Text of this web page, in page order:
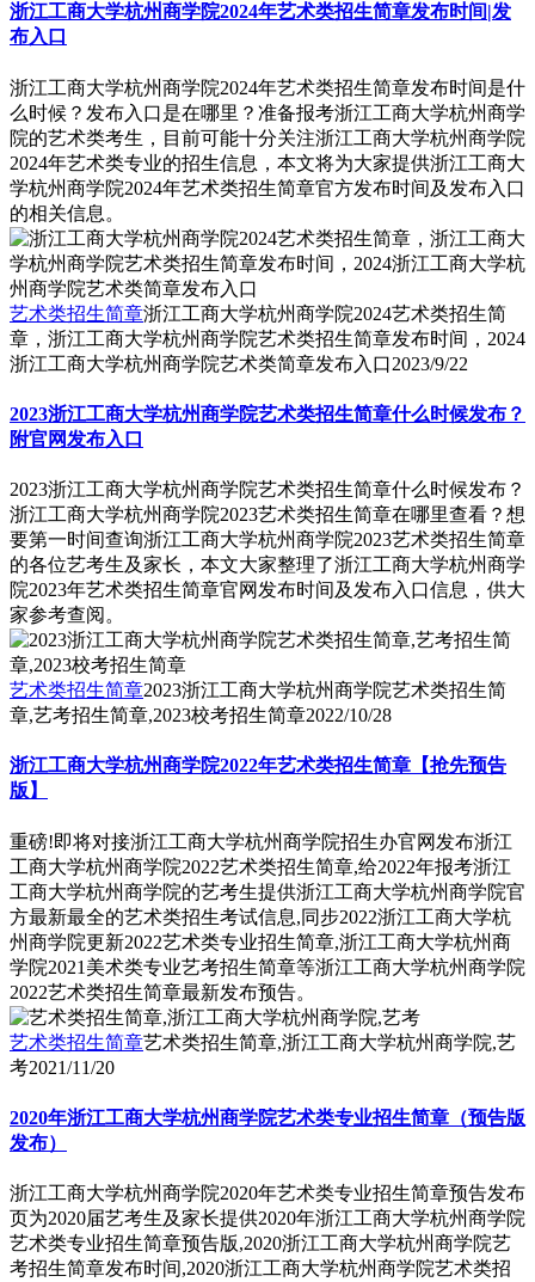
浙江工商大学杭州商学院2024年艺术类招生简章发布时间|发
布入口
浙江工商大学杭州商学院2024年艺术类招生简章发布时间是什
么时候？发布入口是在哪里？准备报考浙江工商大学杭州商学
院的艺术类考生，目前可能十分关注浙江工商大学杭州商学院
2024年艺术类专业的招生信息，本文将为大家提供浙江工商大
学杭州商学院2024年艺术类招生简章官方发布时间及发布入口
的相关信息。
艺术类招生简章浙江工商大学杭州商学院2024艺术类招生简
章，浙江工商大学杭州商学院艺术类招生简章发布时间，2024
浙江工商大学杭州商学院艺术类简章发布入口2023/9/22
2023浙江工商大学杭州商学院艺术类招生简章什么时候发布？
附官网发布入口
2023浙江工商大学杭州商学院艺术类招生简章什么时候发布？
浙江工商大学杭州商学院2023艺术类招生简章在哪里查看？想
要第一时间查询浙江工商大学杭州商学院2023艺术类招生简章
的各位艺考生及家长，本文大家整理了浙江工商大学杭州商学
院2023年艺术类招生简章官网发布时间及发布入口信息，供大
家参考查阅。
艺术类招生简章2023浙江工商大学杭州商学院艺术类招生简
章,艺考招生简章,2023校考招生简章2022/10/28
浙江工商大学杭州商学院2022年艺术类招生简章【抢先预告
版】
重磅!即将对接浙江工商大学杭州商学院招生办官网发布浙江
工商大学杭州商学院2022艺术类招生简章,给2022年报考浙江
工商大学杭州商学院的艺考生提供浙江工商大学杭州商学院官
方最新最全的艺术类招生考试信息,同步2022浙江工商大学杭
州商学院更新2022艺术类专业招生简章,浙江工商大学杭州商
学院2021美术类专业艺考招生简章等浙江工商大学杭州商学院
2022艺术类招生简章最新发布预告。
艺术类招生简章艺术类招生简章,浙江工商大学杭州商学院,艺
考2021/11/20
2020年浙江工商大学杭州商学院艺术类专业招生简章（预告版
发布）
浙江工商大学杭州商学院2020年艺术类专业招生简章预告发布
页为2020届艺考生及家长提供2020年浙江工商大学杭州商学院
艺术类专业招生简章预告版,2020浙江工商大学杭州商学院艺
考招生简章发布时间,2020浙江工商大学杭州商学院艺术类招